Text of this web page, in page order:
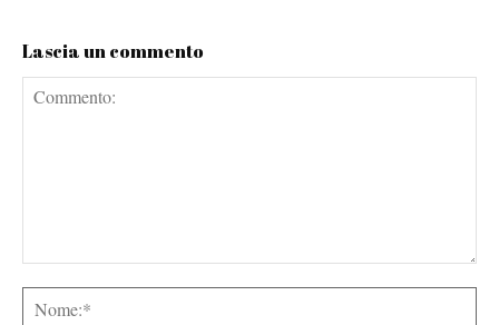
Lascia un commento